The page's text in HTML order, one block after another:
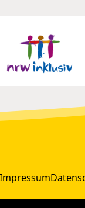
Impressum